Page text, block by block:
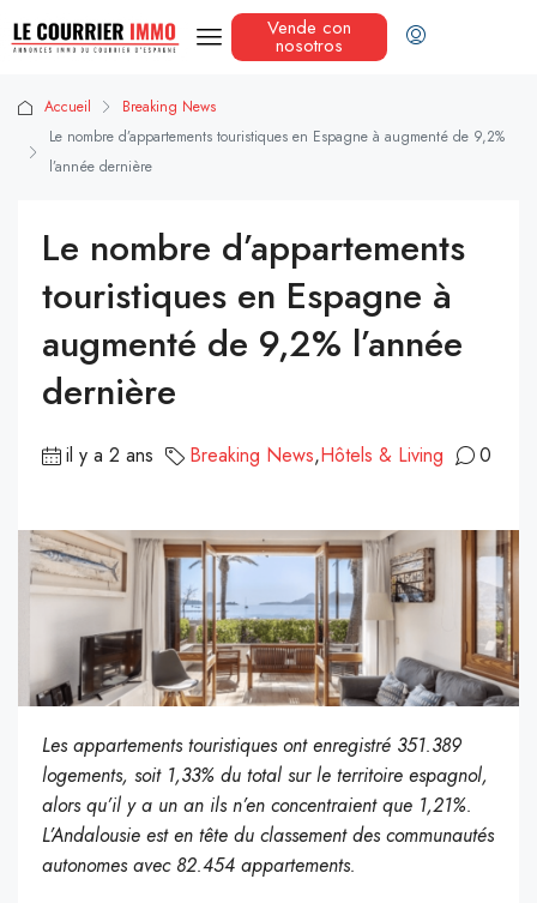
Vende con
nosotros
Accueil
Breaking News
Le nombre d’appartements touristiques en Espagne à augmenté de 9,2%
l’année dernière
Le nombre d’appartements
touristiques en Espagne à
augmenté de 9,2% l’année
dernière
il y a 2 ans Breaking News,Hôtels & Living 0
Les appartements touristiques ont enregistré 351.389
logements, soit 1,33% du total sur le territoire espagnol,
alors qu’il y a un an ils n’en concentraient que 1,21%.
L’Andalousie est en tête du classement des communautés
autonomes avec 82.454 appartements.